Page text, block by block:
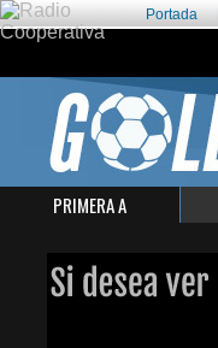
Portada
PRIMERA A